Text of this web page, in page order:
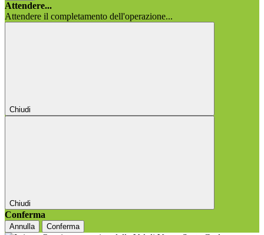
Attendere...
Attendere il completamento dell'operazione...
Chiudi
Chiudi
Conferma
Annulla Conferma